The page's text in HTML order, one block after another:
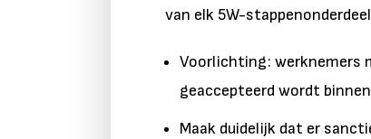
van elk 5W-
Voorlichting: werknemers
geaccepteerd wordt
Maak duidelijk dat er